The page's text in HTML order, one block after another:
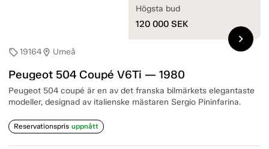
sell19164location_on Umeå
Peugeot 504 Coupé V6Ti — 1980
Peugeot 504 coupé är en av det franska bilmärkets elegantaste
modeller, designad av italienske mästaren Sergio Pininfarina.
Reservationspris uppnått
Högsta bud
120 000 SEK
chevron_right